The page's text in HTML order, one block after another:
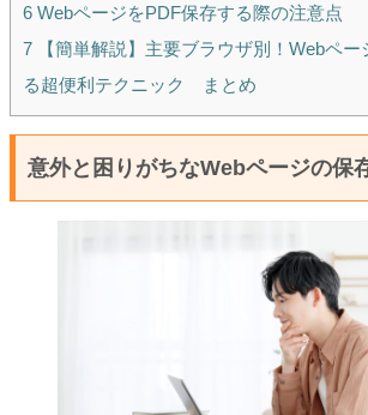
6 WebページをPDF保存する際の注意点
7 【簡単解説】主要ブラウザ別！Webペ
る超便利テクニック まとめ
意外と困りがちなWebページの保